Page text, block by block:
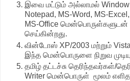
இவை மட்டும் அல்லாமல் Window
Notepad, MS-Word, MS-
MS-Office மென்பொருள்களுடன்
செய்கின்றது.
வின்டோஸ் XP/2003 மற்றும்
இந்த மென்பொருளை நிறுவ
தமிழ் தட்டச்சு தெரிந்தவர்கள்/
Writer மென்பொருள் மூலம்